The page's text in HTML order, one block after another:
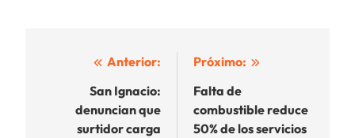
Navegación
entradas
Anterior:
San Ignacio:
denuncian que
surtidor carga
Próximo:
Falta de
combustible reduce
50% de los servicios